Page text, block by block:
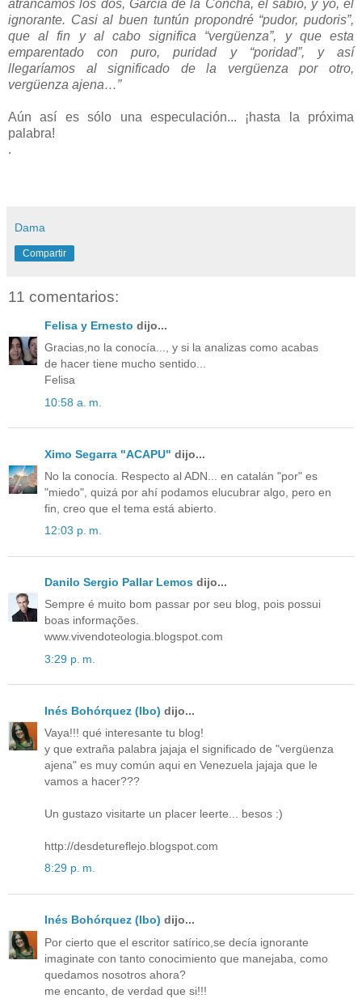
atrancamos los dos, García de la Concha, el sabio, y yo, el
ignorante. Casi al buen tuntún propondré “pudor, pudoris”,
que al fin y al cabo significa “vergüenza”, y que esta
emparentado con puro, puridad y “poridad”, y así
llegaríamos al significado de la vergüenza por otro,
vergüenza ajena…”
Aún así es sólo una especulación... ¡hasta la próxima
palabra!
.
Dama
Compartir
11 comentarios:
Felisa y Ernesto dijo...
Gracias,no la conocía..., y si la analizas como acabas
de hacer tiene mucho sentido...
Felisa
10:58 a. m.
Ximo Segarra "ACAPU" dijo...
No la conocía. Respecto al ADN... en catalán "por" es
"miedo", quizá por ahí podamos elucubrar algo, pero en
fin, creo que el tema está abierto.
12:03 p. m.
Danilo Sergio Pallar Lemos dijo...
Sempre é muito bom passar por seu blog, pois possui
boas informações.
www.vivendoteologia.blogspot.com
3:29 p. m.
Inés Bohórquez (Ibo) dijo...
Vaya!!! qué interesante tu blog!
y que extraña palabra jajaja el significado de "vergüenza
ajena" es muy común aqui en Venezuela jajaja que le
vamos a hacer???
Un gustazo visitarte un placer leerte... besos :)
http://desdetureflejo.blogspot.com
8:29 p. m.
Inés Bohórquez (Ibo) dijo...
Por cierto que el escritor satírico,se decía ignorante
imaginate con tanto conocimiento que manejaba, como
quedamos nosotros ahora?
me encanto, de verdad que si!!!